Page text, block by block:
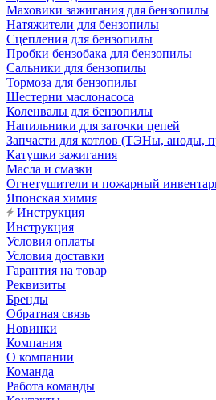
Маховики зажигания для бензопилы
Натяжители для бензопилы
Сцепления для бензопилы
Пробки бензобака для бензопилы
Сальники для бензопилы
Тормоза для бензопилы
Шестерни маслонасоса
Коленвалы для бензопилы
Напильники для заточки цепей
Запчасти для котлов (ТЭНы, аноды,
Катушки зажигания
Масла и смазки
Огнетушители и пожарный
Японская химия
Инструкция
Инструкция
Условия оплаты
Условия доставки
Гарантия на товар
Реквизиты
Бренды
Обратная связь
Новинки
Компания
О компании
Команда
Работа команды